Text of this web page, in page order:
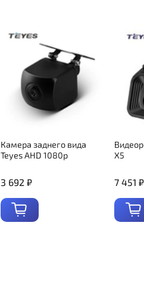
Камера заднего вида
Teyes AHD 1080p
3 692 ₽
X5
7 451 ₽